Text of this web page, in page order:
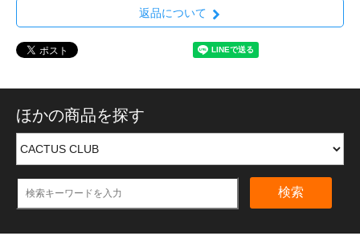
返品について
ほかの商品を探す
検索